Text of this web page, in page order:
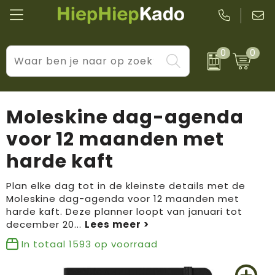
0 0
Kantoor & schrijfwaren
Wellness & verzorging
Tassen & reizen
Huis, tuin & keuken
Elektronica & gadgets
Kleding & accessoires
Sport & vrije tijd
Levensstijl
Prijs & impact
BIC
Brandflavours
Camelbak
Janzen
JBL
LogoSeat
Moleskine dag-agenda
voor 12 maanden met
harde kaft
Plan elke dag tot in de kleinste details met de
Moleskine dag-agenda voor 12 maanden met
harde kaft. Deze planner loopt van januari tot
december 20...
In totaal 1593 op voorraad